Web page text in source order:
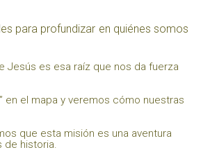
para profundizar en quiénes somos
Jesús es esa raíz que nos da fuerza
en el mapa y veremos cómo nuestras
que esta misión es una aventura
de historia.